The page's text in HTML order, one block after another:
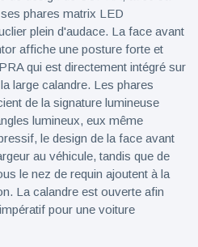
phares matrix LED
plein d'audace. La face avant
affiche une posture forte et
qui est directement intégré sur
large calandre. Les phares
de la signature lumineuse
lumineux, eux même
le design de la face avant
au véhicule, tandis que de
le nez de requin ajoutent à la
La calandre est ouverte afin
pour une voiture